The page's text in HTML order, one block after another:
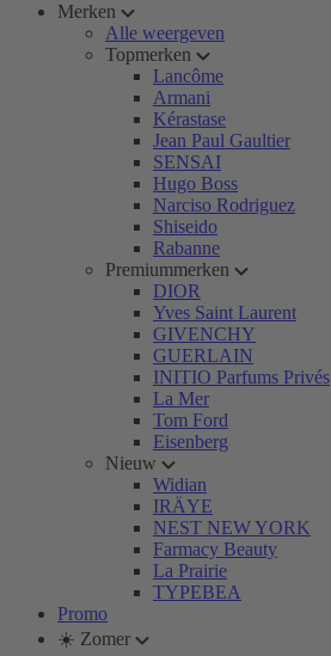
Merken
Alle weergeven
Topmerken
Lancôme
Armani
Kérastase
Jean Paul Gaultier
SENSAI
Hugo Boss
Narciso Rodriguez
Shiseido
Rabanne
Premiummerken
DIOR
Yves Saint Laurent
GIVENCHY
GUERLAIN
INITIO Parfums Privés
La Mer
Tom Ford
Eisenberg
Nieuw
Widian
IRÄYE
NEST NEW YORK
Farmacy Beauty
La Prairie
TYPEBEA
Promo
☀️ Zomer